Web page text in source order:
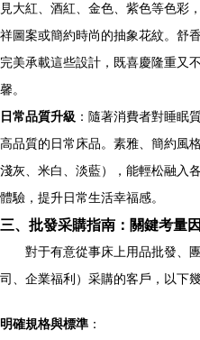
見大紅、酒紅、金色、紫色等色彩
祥圖案或簡約時尚的抽象花紋。舒
完美承載這些設計，既喜慶隆重又
馨。
日常品質升級 ：隨著消費者對睡眠
高品質的日常床品。素雅、簡約風
淺灰、米白、淡藍），能輕松融入
體驗，提升日常生活幸福感。
三、批發采購指南：關鍵考量
對于有意從事床上用品批發、
司、企業福利）采購的客戶，以下
明確規格與標準 ：